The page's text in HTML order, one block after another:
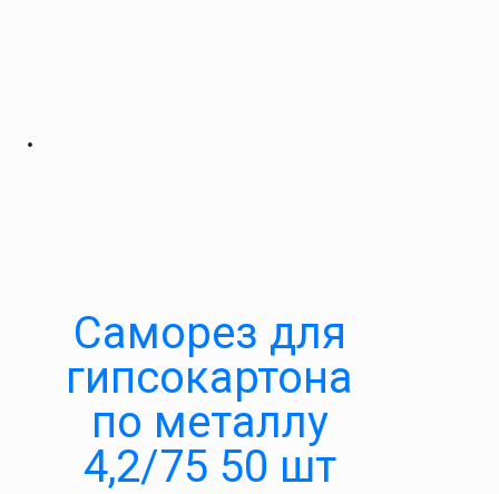
Саморез для
гипсокартона
по металлу
4,2/75 50 шт